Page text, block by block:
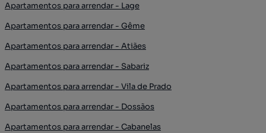
Apartamentos para arrendar - Lage
Apartamentos para arrendar - Gême
Apartamentos para arrendar - Atiães
Apartamentos para arrendar - Sabariz
Apartamentos para arrendar - Vila de Prado
Apartamentos para arrendar - Dossãos
Apartamentos para arrendar - Cabanelas